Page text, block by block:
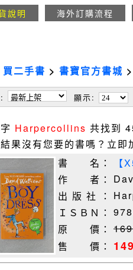
說明 海外訂購流程
買二手書 > 書寶官方書城 >
顯示:
Harpercollins 共找到
果沒有您要的書嗎？立即
書 名：
作 者：
出 版 社 ：
ＩＳＢＮ：
原 價： 169
售 價：
149